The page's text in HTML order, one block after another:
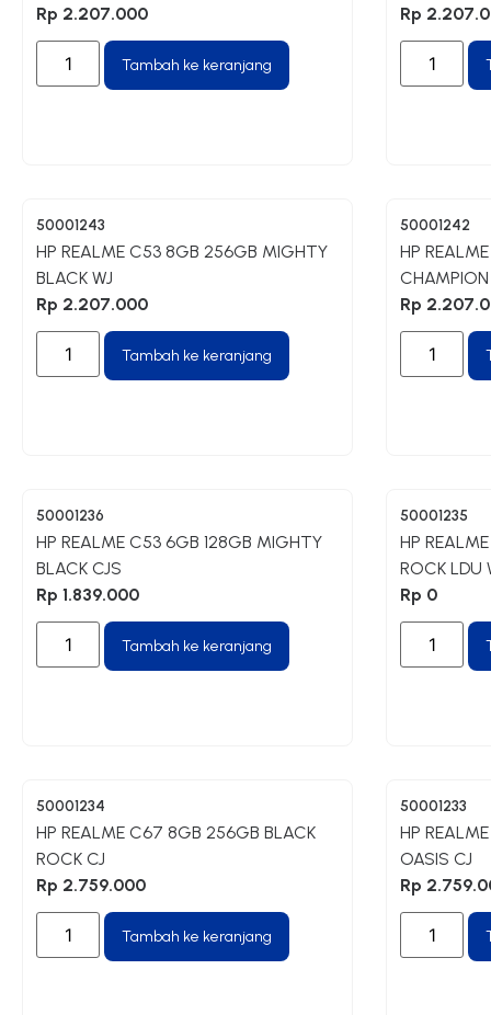
Rp 2.207.000
Tambah ke keranjang
Rp
50001243
HP REALME C53 8GB 256GB MIGHTY
BLACK WJ
Rp 2.207.000
Tambah ke keranjang
50001242
HP
Rp
50001236
HP REALME C53 6GB 128GB MIGHTY
BLACK CJS
Rp 1.839.000
Tambah ke keranjang
50001235
HP
ROCK LDU
Rp 0
50001234
HP REALME C67 8GB 256GB BLACK
ROCK CJ
Rp 2.759.000
Tambah ke keranjang
50001233
HP
OASIS CJ
Rp